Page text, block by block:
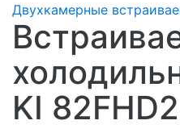
Двухкамерные
KI